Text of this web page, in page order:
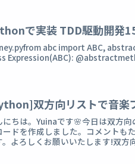
で実装 TDD駆動開発
abc import ABC,
Expression(ABC):
双方向リストで音楽
にちは。Yuinaです🌸今日は双方
ードを作成しました。コメントも
。よろしくお願いいたします!双方